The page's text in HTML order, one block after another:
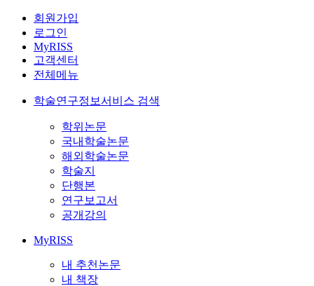
회원가입
로그인
MyRISS
고객센터
전체메뉴
학술연구정보서비스 검색
학위논문
국내학술논문
해외학술논문
학술지
단행본
연구보고서
공개강의
MyRISS
내 추천논문
내 책장